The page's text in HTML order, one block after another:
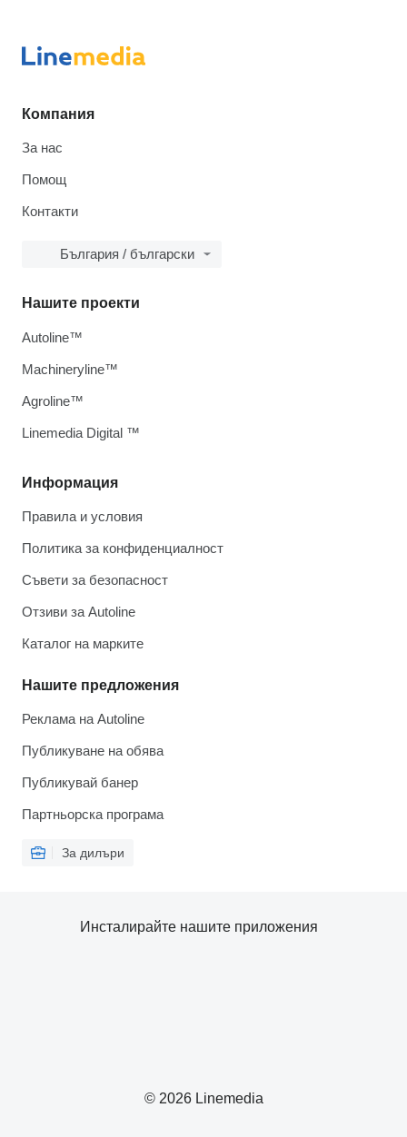
Компания
За нас
Помощ
Контакти
България / български
Информация
Правила и условия
Политика за конфиденциалност
Съвети за безопасност
Отзиви за Autoline
Каталог на марките
Нашите предложения
Реклама на Autoline
Публикуване на обява
Публикувай банер
Партньорска програма
За дилъри
Нашите проекти
Autoline™
Machineryline™
Agroline™
Linemedia Digital ™
© 2026 Linemedia
Инсталирайте нашите приложения